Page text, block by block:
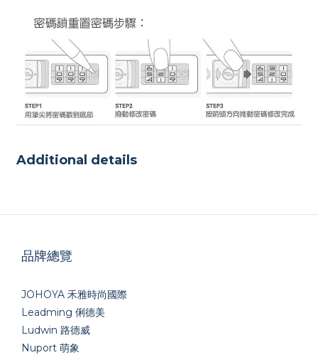
Additional details
品牌總覽
JOHOYA 禾雅時尚國際
Leadming 俐德美
Ludwin 路德威
Nuport 萌象